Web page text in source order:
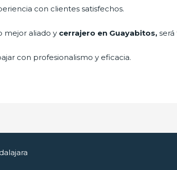
con clientes satisfechos.
mejor aliado y cerrajero en Guayabitos,
con profesionalismo y eficacia.